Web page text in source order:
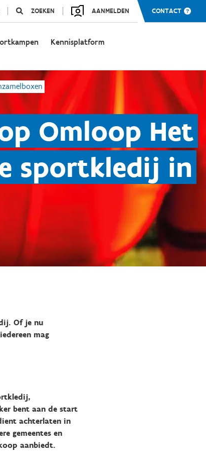
ZOEKEN AANMELDEN CONTACT
Kennisplatform
Omloop Het
sportkledij in
Of je nu
mag
bent aan de start
achterlaten in
gemeentes en
aanbiedt.